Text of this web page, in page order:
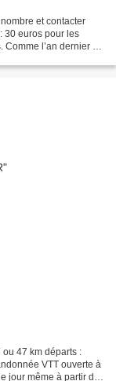
et contacter
30 euros pour les
l’an dernier on
47 km départs :
VTT ouverte à
jour même à partir de